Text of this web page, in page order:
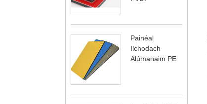
Painéal
Ilchodach
Alúmanaim PE